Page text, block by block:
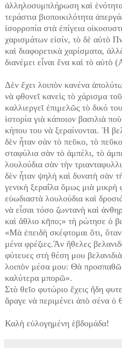
ἀλληλοσυμπλήρωση καὶ
τεράστια βιοποικιλότητα
ἰσορροπία στὰ ἐπίγεια
χαρισμάτων εἰσίν, τὸ δὲ αὐτὸ
καὶ διαφορετικὰ χαρίσματα,
διανέμει εἶναι ἕνα καὶ τὸ
Δὲν ἔχει λοιπὸν κανένα
νὰ φθονεῖ κανεὶς τὸ χάρισμα
καλλιεργεῖ ἐπιμελῶς τὸ δικό
ἱστορία γιὰ κάποιον βασιλιὰ
κήπου του νὰ ξεραίνονται. Ἡ
δὲν ἦταν σὰν τὸ πεῦκο, τὸ
σταφύλια σὰν τὸ ἀμπέλι, τὸ
λουλούδια σὰν τὴν
δὲν ἦταν ψηλὴ καὶ δυνατὴ σὰν
γενικὴ ξεραΐλα ὅμως μιὰ μικρὴ
εὐωδιαστὰ λουλούδια καὶ
νὰ εἶσαι τόσο ζωντανὴ καὶ
καὶ ἄθλιο κῆπο;» τὴ ρώτησε ὁ
«Μὰ ἐπειδὴ σκέφτομαι ὅτι,
μένα φρέζιες.Ἂν ἤθελες
φύτευες στὴ θέση μου
λοιπὸν μέσα μου: Θὰ προσπαθῶ
καλύτερα μπορῶ».
Στὸ θεῖο φυτώριο ἔχεις ἤδη
ἄραγε νὰ περιμένει ἀπὸ σένα ὁ
Καλὴ εὐλογημένη ἑβδομάδα!